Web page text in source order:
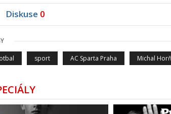
Diskuse 0
sport AC Sparta Praha Michal